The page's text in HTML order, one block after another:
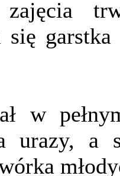
zajęcia
się
w
urazy, a